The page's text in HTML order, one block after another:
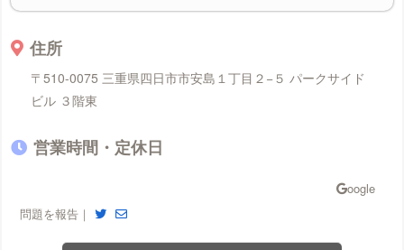
住所
〒510-0075 三重県四日市市安島１丁目２−５ パークサイド
ビル ３階東
営業時間・定休日
問題を報告｜